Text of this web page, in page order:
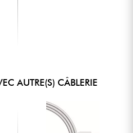
AUTRE(S) CÂBLERIE